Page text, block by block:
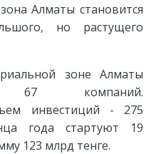
Алматы становится
но растущего
зоне Алматы
67 компаний.
инвестиций - 275
года стартуют 19
123 млрд тенге.